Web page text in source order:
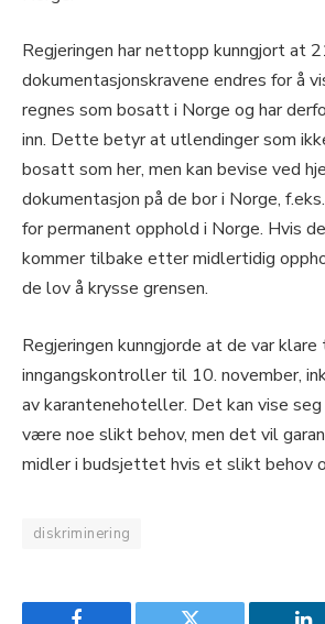
Regjeringen har nettopp kunngjort at
dokumentasjonskravene endres for å
regnes som bosatt i Norge og har
inn. Dette betyr at utlendinger som
bosatt som her, men kan bevise ved
dokumentasjon på de bor i Norge,
for permanent opphold i Norge. Hvis
kommer tilbake etter midlertidig
de lov å krysse grensen.
Regjeringen kunngjorde at de var
inngangskontroller til 10. november,
av karantenehoteller. Det kan vise
være noe slikt behov, men det vil
midler i budsjettet hvis et slikt behov
diskriminering